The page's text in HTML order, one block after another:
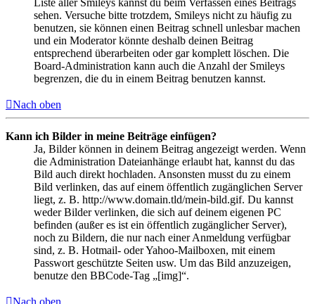
Liste aller Smileys kannst du beim Verfassen eines Beitrags
sehen. Versuche bitte trotzdem, Smileys nicht zu häufig zu
benutzen, sie können einen Beitrag schnell unlesbar machen
und ein Moderator könnte deshalb deinen Beitrag
entsprechend überarbeiten oder gar komplett löschen. Die
Board-Administration kann auch die Anzahl der Smileys
begrenzen, die du in einem Beitrag benutzen kannst.
Nach oben
Kann ich Bilder in meine Beiträge einfügen?
Ja, Bilder können in deinem Beitrag angezeigt werden. Wenn
die Administration Dateianhänge erlaubt hat, kannst du das
Bild auch direkt hochladen. Ansonsten musst du zu einem
Bild verlinken, das auf einem öffentlich zugänglichen Server
liegt, z. B. http://www.domain.tld/mein-bild.gif. Du kannst
weder Bilder verlinken, die sich auf deinem eigenen PC
befinden (außer es ist ein öffentlich zugänglicher Server),
noch zu Bildern, die nur nach einer Anmeldung verfügbar
sind, z. B. Hotmail- oder Yahoo-Mailboxen, mit einem
Passwort geschützte Seiten usw. Um das Bild anzuzeigen,
benutze den BBCode-Tag „[img]“.